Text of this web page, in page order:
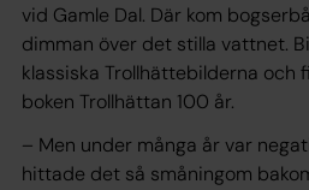
vid Gamle Dal. Där kom
dimman över det stilla vattnet.
klassiska Trollhättebilderna och
boken Trollhättan 100 år.
– Men under många år var
hittade det så småningom